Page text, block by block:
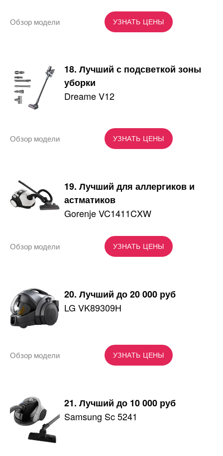
УЗНАТЬ ЦЕНЫ
Обзор модели
18. Лучший с подсветкой зоны
уборки
Dreame V12
УЗНАТЬ ЦЕНЫ
Обзор модели
19. Лучший для аллергиков и
астматиков
Gorenje VC1411CXW
УЗНАТЬ ЦЕНЫ
Обзор модели
20. Лучший до 20 000 руб
LG VK89309H
УЗНАТЬ ЦЕНЫ
Обзор модели
21. Лучший до 10 000 руб
Samsung Sc 5241